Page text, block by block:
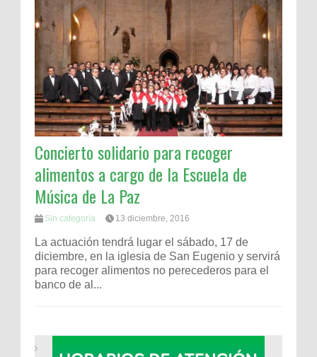
Concierto solidario para recoger
alimentos a cargo de la Escuela de
Música de La Paz
Sin categoría 13 diciembre, 2016
La actuación tendrá lugar el sábado, 17 de
diciembre, en la iglesia de San Eugenio y servirá
para recoger alimentos no perecederos para el
banco de al...